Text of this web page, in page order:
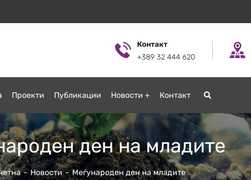
Контакт
+389 32 444 620
Проекти Публикации Новости Контакт
ден на младите
Новости Меѓународен ден на младите